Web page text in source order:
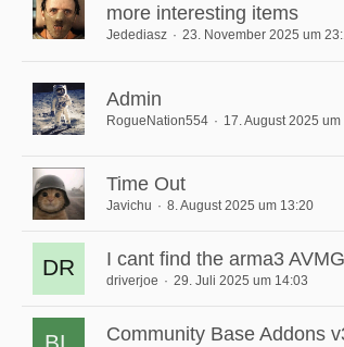
more interesting items
Jedediasz 23. November 2025 um
Admin
RogueNation554 17. August 2025 um
Time Out
Javichu 8. August 2025 um 13:20
I cant find the arma3
driverjoe 29. Juli 2025 um 14:03
Community Base Addons